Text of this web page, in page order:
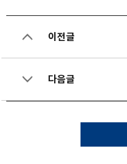
이전글
다음글